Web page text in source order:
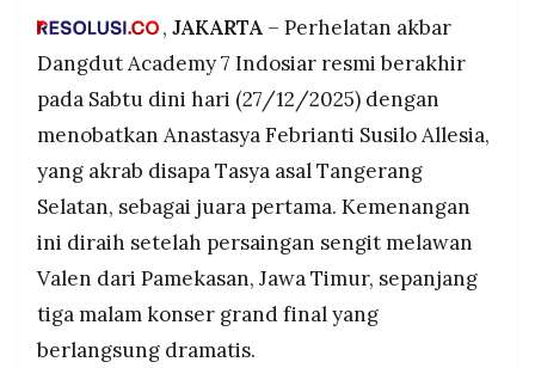
©
RESOLUSI
PRAMUDITA
Valen Pamekasan (353 juta) setelah persaingan
keadaan di Grand Final 2, dimana Valen sempat
unggul di Grand Final 1, dengan penampilan duet
bersama Putri Ariani dan Lesti Kejora yang
memukau juri.
Tasya bawa pulang hadiah Rp300 juta plus piala,
apartemen gratis setahun, kontrak manajemen,
dan beasiswa IMDE, sambil mendonasikan
sebagian Virtual Gift untuk korban bencana
, JAKARTA– Perhelatan akbar
Dangdut Academy 7 Indosiar resmi berakhir
pada Sabtu dini hari (27/12/2025) dengan
menobatkan Anastasya Febrianti Susilo Allesia,
yang akrab disapa Tasya asal Tangerang
Selatan, sebagai juara pertama. Kemenangan
ini diraih setelah persaingan sengit melawan
Valen dari Pamekasan, Jawa Timur, sepanjang
tiga malam konser grand final yang
berlangsung dramatis.